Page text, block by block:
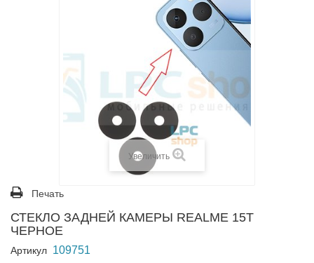
Увеличить
Печать
СТЕКЛО ЗАДНЕЙ КАМЕРЫ REALME 15T
ЧЕРНОЕ
Артикул 109751